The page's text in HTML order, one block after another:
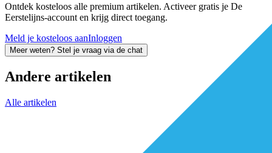
Ontdek kosteloos alle premium artikelen. Activeer gratis je De
Eerstelijns-account en krijg direct toegang.
Meld je kosteloos aanInloggen
Meer weten? Stel je vraag via de chat
Andere artikelen
Alle artikelen